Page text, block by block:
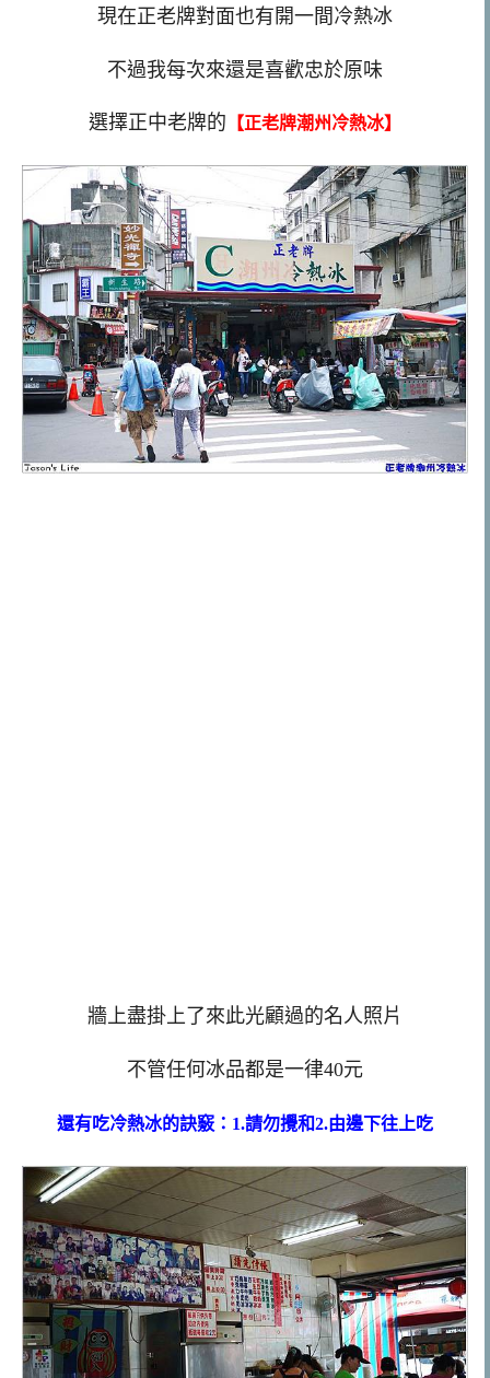
現在正老牌對面也有開一間冷熱冰
不過我每次來還是喜歡忠於原味
選擇正中老牌的 【正老牌潮州冷熱冰】
牆上盡掛上了來此光顧過的名人照片
不管任何冰品都是一律40元
還有吃冷熱冰的訣竅：1.請勿攪和2.由邊下往上吃